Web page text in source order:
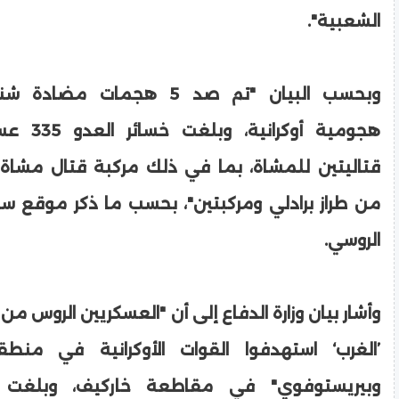
الشعبية".
وبحسب البيان "تم صد 5
هجومية
قتاليتين للمشاة، بما في ذلك مركبة قتال مشاة
من طراز برادلي ومركبتين"، بحسب ما ذكر موقع
الروسي.
وأشار بيان وزارة الدفاع إلى أن "العسكريين
’الغرب‘ استهدفوا القوات الأوكرانية في
وبيريستوفوي" في مقاطعة خاركيف، وبلغت